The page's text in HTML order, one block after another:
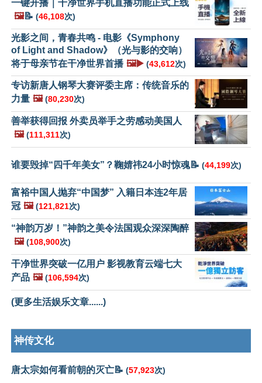
一键开播｜干净世界手机直播功能正式上线
🖼️📝 (46,108次)
光影之间，青春共鸣 - 电影《Symphony
of Light and Shadow》（光与影的交响）
将于母亲节在干净世界首播 🖼️▶️ (43,612次)
专访新唐人钢琴大赛评委主席：传统音乐的
力量 🖼️ (80,230次)
善举获得回报 外卖员举手之劳感动美国人
🖼️ (111,311次)
谁要毁掉“四千年美女”？鞠婧祎24小时惊魂📝 (44,199次)
富裕中国人抛弃“中国梦” 入籍日本连2年居
冠 🖼️ (121,821次)
“神韵万岁！”神韵之美令法国观众深深陶醉
🖼️ (108,900次)
干净世界突破一亿用户 影视教育云端七大
产品 🖼️ (106,594次)
(更多生活娱乐文章......)
神传文化
唐太宗如何看前朝的灭亡📝 (57,923次)